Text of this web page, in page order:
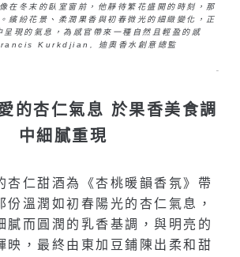
在冬末的臥室窗前，他靜待繁花盛開的時刻，那
繽紛花景、柔潤果香與初春微光的細緻變化，正
呈現的氣息，為感官帶來一種自然且輕盈的感
Kurkdjian, 迪奧香水創意總監
–
的杏仁氣息 於果香美食調
中細膩重現
杏仁甜酒為《杏桃暖韻香氛》帶
份溫潤如初春陽光的杏仁氣息，
膩而圓潤的乳香基調，與明亮的
映，最終由東加豆鋪陳出柔和甜